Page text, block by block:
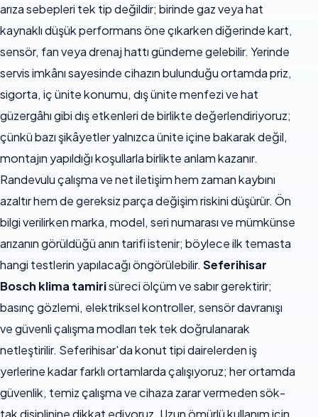
arıza sebepleri tek tip değildir; birinde gaz veya hat
kaynaklı düşük performans öne çıkarken diğerinde kart,
sensör, fan veya drenaj hattı gündeme gelebilir. Yerinde
servis imkânı sayesinde cihazın bulunduğu ortamda priz,
sigorta, iç ünite konumu, dış ünite menfezi ve hat
güzergâhı gibi dış etkenleri de birlikte değerlendiriyoruz;
çünkü bazı şikâyetler yalnızca ünite içine bakarak değil,
montajın yapıldığı koşullarla birlikte anlam kazanır.
Randevulu çalışma ve net iletişim hem zaman kaybını
azaltır hem de gereksiz parça değişim riskini düşürür. Ön
bilgi verilirken marka, model, seri numarası ve mümkünse
arızanın görüldüğü anın tarifi istenir; böylece ilk temasta
hangi testlerin yapılacağı öngörülebilir. Seferihisar
Bosch klima tamirisüreci ölçüm ve sabır gerektirir;
basınç gözlemi, elektriksel kontroller, sensör davranışı
ve güvenli çalışma modları tek tek doğrulanarak
netleştirilir. Seferihisar'da konut tipi dairelerden iş
yerlerine kadar farklı ortamlarda çalışıyoruz; her ortamda
güvenlik, temiz çalışma ve cihaza zarar vermeden sök-
tak disiplinine dikkat ediyoruz. Uzun ömürlü kullanım için